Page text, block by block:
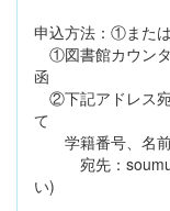
申込方法：①また
①図書館カウン
函
②下記アドレス宛
て
学籍番号、名前
宛先：
い)